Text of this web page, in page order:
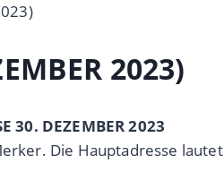
2023)
30. DEZEMBER 2023
Die Hauptadresse lautet